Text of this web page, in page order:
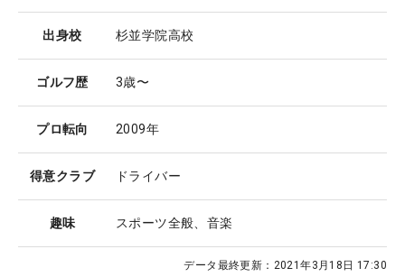
出身校 杉並学院高校
ゴルフ歴 3歳〜
プロ転向 2009年
得意クラブ ドライバー
趣味 スポーツ全般、音楽
データ最終更新： 2021年3月18日 17:30